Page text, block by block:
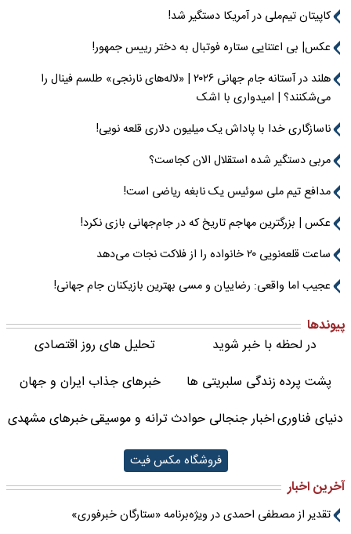
کاپیتان تیم‌ملی در آمریکا دستگیر شد!
عکس| بی اعتنایی ستاره فوتبال به دختر رییس جمهور!
هلند در آستانه جام جهانی ۲۰۲۶ | «لاله‌های نارنجی» طلسم فینال را
می‌شکنند؟ | امیدواری با اشک
ناسازگاری خدا با پاداش یک میلیون دلاری قلعه نویی!
مربی دستگیر شده استقلال الان کجاست؟
مدافع تیم ملی سوئیس یک نابغه ریاضی است!
عکس | بزرگترین مهاجم تاریخ که در جام‌جهانی بازی نکرد!
ساعت قلعه‌نویی ۲۰ خانواده را از فلاکت نجات می‌دهد
عجیب اما واقعی: رضاییان و مسی بهترین بازیکنان جام جهانی!
پیوندها
در لحظه با خبر شوید
تحلیل های روز اقتصادی
پشت پرده زندگی سلبریتی ها
خبرهای جذاب ایران و جهان
دنیای فناوریاخبار جنجالی حوادثترانه و موسیقیخبرهای مشهدی
فروشگاه مکس فیت
آخرین اخبار
تقدیر از مصطفی احمدی در ویژه‌برنامه «ستارگان خبرفوری»